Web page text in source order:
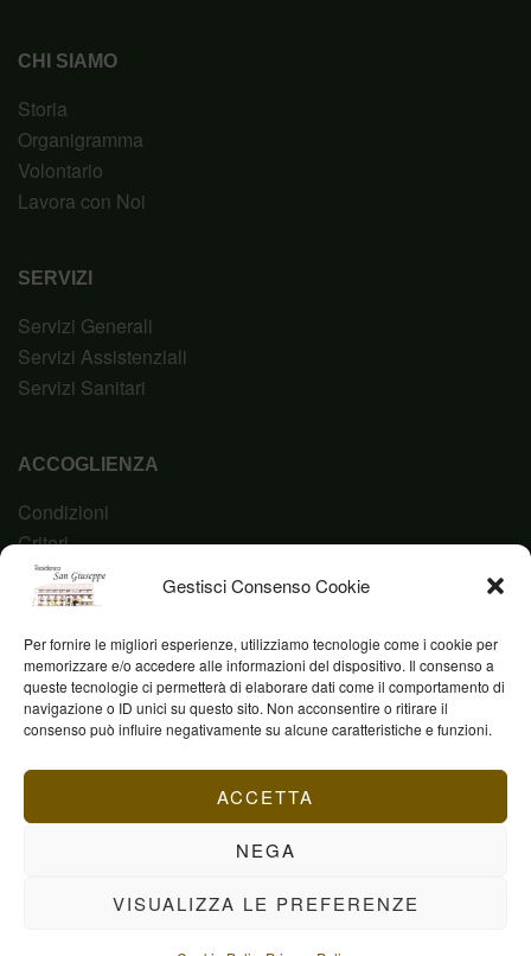
Gestisci Consenso Cookie
Per fornire le migliori esperienze, utilizziamo tecnologie come i cookie per
memorizzare e/o accedere alle informazioni del dispositivo. Il consenso a
queste tecnologie ci permetterà di elaborare dati come il comportamento di
navigazione o ID unici su questo sito. Non acconsentire o ritirare il
consenso può influire negativamente su alcune caratteristiche e funzioni.
ACCETTA
NEGA
VISUALIZZA LE PREFERENZE
CHI SIAMO
Storia
Organigramma
Volontario
Lavora con Noi
SERVIZI
Servizi Generali
Servizi Assistenziali
Servizi Sanitari
ACCOGLIENZA
Condizioni
Criteri
Domanda
Codice Etico
Fond. Casa San Giuseppe ETS © 2023 | P.IVA